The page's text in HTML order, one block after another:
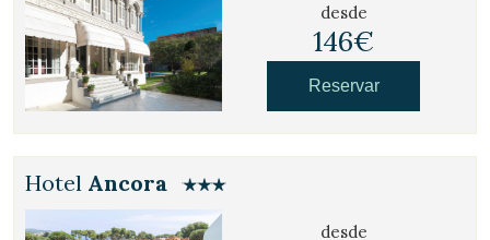
desde
146€
Reservar
Hotel Ancora
desde